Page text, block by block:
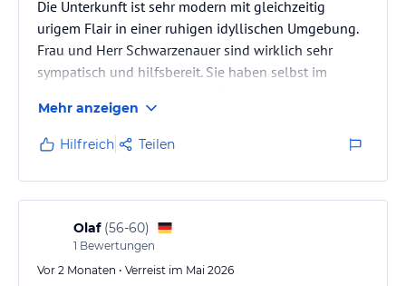
Die Unterkunft ist sehr modern mit gleichzeitig
urigem Flair in einer ruhigen idyllischen Umgebung.
Frau und Herr Schwarzenauer sind wirklich sehr
sympatisch und hilfsbereit. Sie haben selbst im
Gegend gegeben.
Wir waren eine größere Gruppe, alle waren durchweg
begeistert. Ich kann die Unterkunft nur
weiterempfehlen.
Vielen Dank für den tollen Aufenthalt!
Mehr anzeigen
Hilfreich Teilen
Olaf (56-60)
1 Bewertungen
Vor 2 Monaten • Verreist im Mai 2026